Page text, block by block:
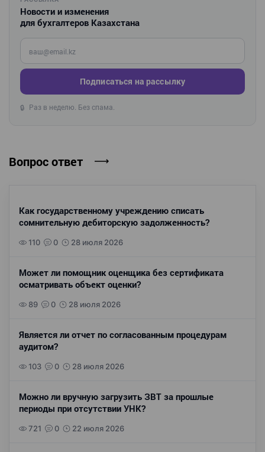
Новости и изменения
для бухгалтеров Казахстана
Введите ваш e-mail
Подписаться на рассылку
🔒 Раз в неделю. Без спама.
Вопрос ответ
Как государственному учреждению списать
сомнительную дебиторскую задолженность?
110 0 28 июля 2026
Может ли помощник оценщика без сертификата
осматривать объект оценки?
89 0 28 июля 2026
Является ли отчет по согласованным процедурам
аудитом?
103 0 28 июля 2026
Можно ли вручную загрузить ЗВТ за прошлые
периоды при отсутствии УНК?
721 0 22 июля 2026